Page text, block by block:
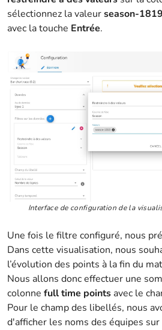
sélectionnez la valeurseason-1819
avec la touche Entrée.
Interface de configuration de la
Une fois le filtre configuré, nous
Dans cette visualisation, nous
l’évolution des points à la fin du
Nous allons donc effectuer une
colonne full time points avec le
Pour le champ des libellés, nous
d'afficher les noms des équipes